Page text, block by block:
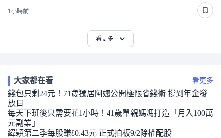
1小時前
看更多
大家都在看 看更多
錢包只剩24元！71歲獨居阿嬤公開極限省錢術 撐到年金發
放日
每天下班後只需要花1小時！41歲單親媽媽打造「月入100萬
元副業」
緯穎第二季每股賺80.43元 正式拍板9/2除權配股